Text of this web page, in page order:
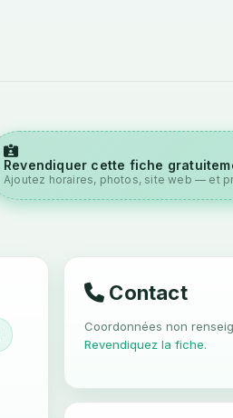
Revendiquer cette fiche
Ajoutez horaires, photos, site web — et
Contact
Coordonnées non
Revendiquez la fiche.